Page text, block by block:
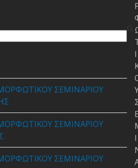
ΣΕΜΙΝΑΡΙΟΥ
ΣΕΜΙΝΑΡΙΟΥ
ΣΕΜΙΝΑΡΙΟΥ
Ι
Ι